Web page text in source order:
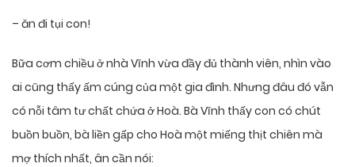
– ăn đi tụi con!
Bữa cơm chiều ở nhà Vĩnh vừa đầy đủ thành viên, nhìn vào
ai cũng thấy ấm cúng của một gia đình. Nhưng đâu đó vẫn
có nỗi tâm tư chất chứa ở Hoà. Bà Vĩnh thấy con có chút
buồn buồn, bà liền gấp cho Hoà một miếng thịt chiên mà
mợ thích nhất, ân cần nói: